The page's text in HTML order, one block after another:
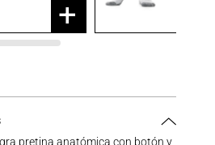
+
pretina anatómica con botón y